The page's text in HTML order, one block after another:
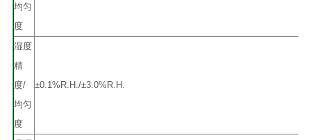
均匀
度
湿度
精
度/
均匀
度
±0.1%R.H./±3.0%R.H.